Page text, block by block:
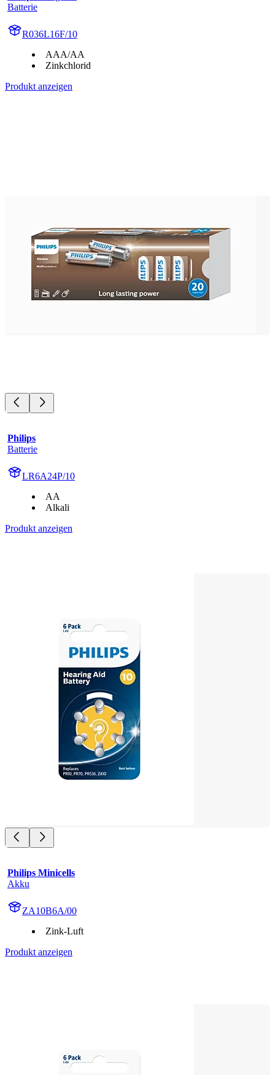
Batterie
R036L16F/10
AAA/AA
Zinkchlorid
Produkt anzeigen
Philips
Batterie
LR6A24P/10
AA
Alkali
Produkt anzeigen
Philips Minicells
Akku
ZA10B6A/00
Zink-Luft
Produkt anzeigen